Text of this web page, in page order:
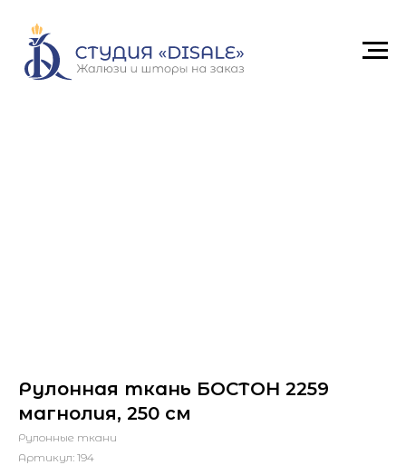
Рулонная ткань БОСТОН 2259
магнолия, 250 см
Рулонные ткани
Артикул: 194